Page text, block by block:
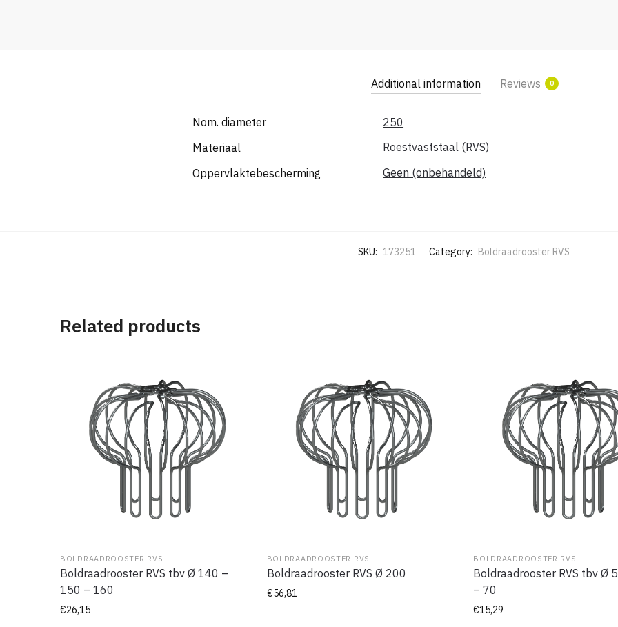
Additional information Reviews 0
Nom. diameter
250
Materiaal
Roestvaststaal (RVS)
Oppervlaktebescherming
Geen (onbehandeld)
SKU: 173251 Category: Boldraadrooster RVS
Related products
BOLDRAADROOSTER RVS
Boldraadrooster RVS tbv Ø 140 –
150 – 160
€26,15
BOLDRAADROOSTER RVS
Boldraadrooster RVS Ø 200
€56,81
BOLDRAADROOSTER RVS
Boldraadrooster RVS tbv Ø
– 70
€15,29